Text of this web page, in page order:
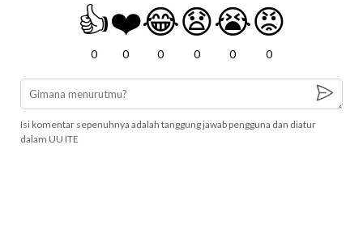
👍
0
❤️
0
😂
0
😧
0
😭
0
😡
0
Isi komentar sepenuhnya adalah tanggung jawab pengguna dan diatur
dalam UU ITE